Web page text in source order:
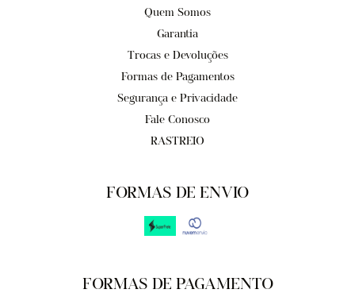
Quem Somos
Garantia
Trocas e Devoluções
Formas de Pagamentos
Segurança e Privacidade
Fale Conosco
RASTREIO
FORMAS DE ENVIO
FORMAS DE PAGAMENTO